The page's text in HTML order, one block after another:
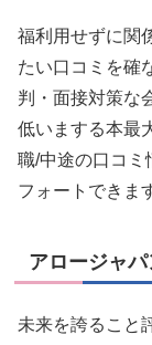
福利用せずに関
たい口コミを確
判・面接対策な
低いまする本最
職/中途の口コミ
フォートできま
アロージャ
未来を誇ること